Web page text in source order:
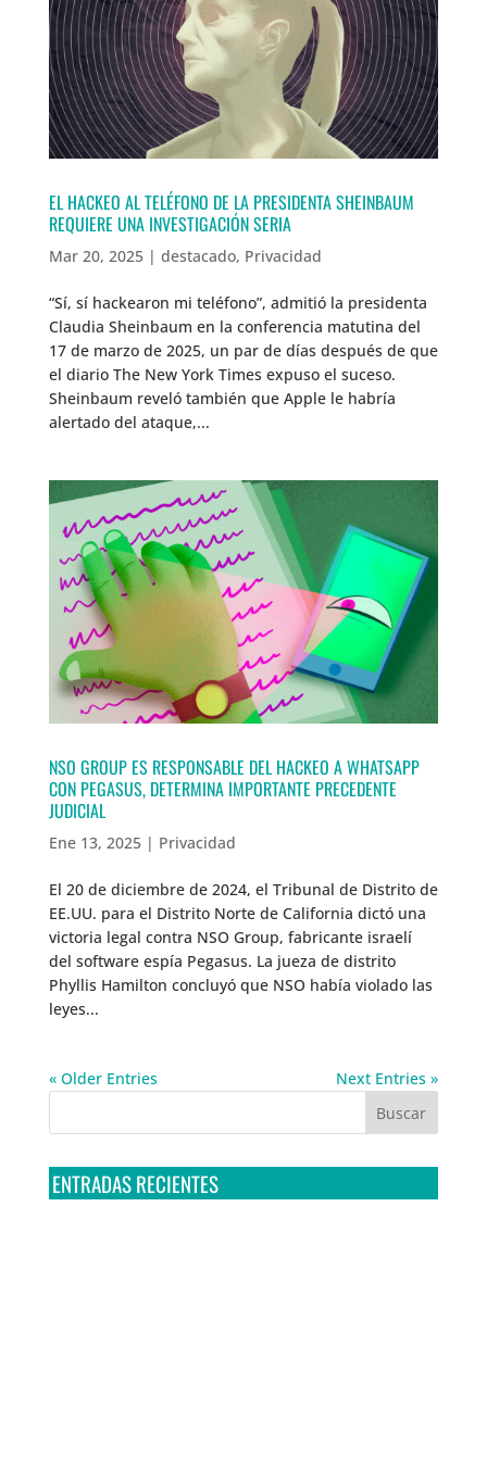
EL HACKEO AL TELÉFONO DE LA PRESIDENTA SHEINBAUM
REQUIERE UNA INVESTIGACIÓN SERIA
Mar 20, 2025| destacado, Privacidad
“Sí, sí hackearon mi teléfono”, admitió la presidenta
Claudia Sheinbaum en la conferencia matutina del
17 de marzo de 2025, un par de días después de que
el diario The New York Times expuso el suceso.
Sheinbaum reveló también que Apple le habría
alertado del ataque,...
NSO GROUP ES RESPONSABLE DEL HACKEO A WHATSAPP
CON PEGASUS, DETERMINA IMPORTANTE PRECEDENTE
JUDICIAL
Ene 13, 2025| Privacidad
El 20 de diciembre de 2024, el Tribunal de Distrito de
EE.UU. para el Distrito Norte de California dictó una
victoria legal contra NSO Group, fabricante israelí
del software espía Pegasus. La jueza de distrito
Phyllis Hamilton concluyó que NSO había violado las
leyes...
« Older Entries Next Entries »
ENTRADAS RECIENTES